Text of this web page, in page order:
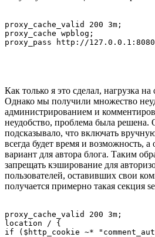
proxy_cache_valid 200 3m;
proxy_cache wpblog;
Как только я это сделал, нагрузка на
Однако мы получили множество
администрированием и
неудобство, проблема была решена.
подсказывало, что включать
всегда будет время и возможность, а
вариант для автора блога. Таким
запрещать кэширование для
пользователей, оставивших свои
получается примерно такая секция
proxy_cache_valid 200 3m;
location / {
if ($http_cookie ~*